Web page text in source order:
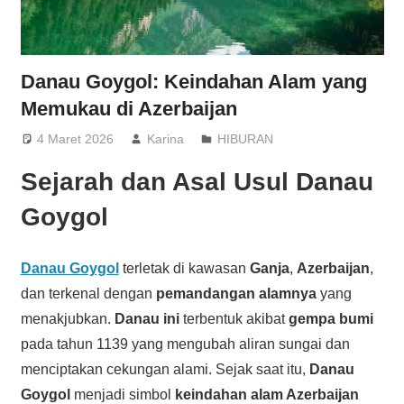
Danau Goygol: Keindahan Alam yang
Memukau di Azerbaijan
4 Maret 2026 Karina HIBURAN
Sejarah dan Asal Usul Danau
Goygol
Danau Goygol terletak di kawasan Ganja, Azerbaijan,
dan terkenal dengan pemandangan alamnyayang
menakjubkan. Danau initerbentuk akibatgempa bumi
pada tahun 1139 yang mengubah aliran sungai dan
menciptakan cekungan alami. Sejak saat itu, Danau
Goygol menjadi simbol
keindahan alam Azerbaijan